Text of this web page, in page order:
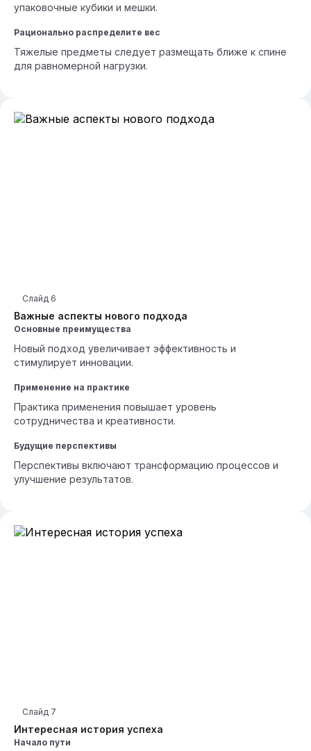
упаковочные кубики и мешки.
Рационально распределите вес
Тяжелые предметы следует размещать ближе к спине
для равномерной нагрузки.
Важные аспекты нового подхода
Слайд 6
Основные преимущества
Новый подход увеличивает эффективность и
стимулирует инновации.
Применение на практике
Практика применения повышает уровень
сотрудничества и креативности.
Будущие перспективы
Перспективы включают трансформацию процессов и
улучшение результатов.
Интересная история успеха
Слайд 7
Начало пути